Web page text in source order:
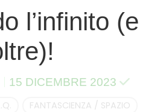
l’infinito (e
15 DICEMBRE 2023
FANTASCIENZA / SPAZIO